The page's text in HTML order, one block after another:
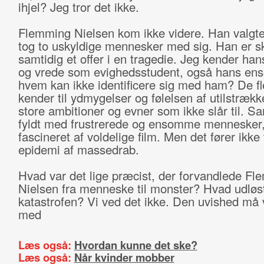
ihjel? Jeg tror det ikke.
Flemming Nielsen kom ikke videre. Han
tog to uskyldige mennesker med sig. Han er
samtidig et offer i en tragedie. Jeg kender
og vrede som evighedsstudent, også hans
hvem kan ikke identificere sig med ham? De
kender til ydmygelser og følelsen af
store ambitioner og evner som ikke slår til.
fyldt med frustrerede og ensomme
fascineret af voldelige film. Men det fører ikke
epidemi af massedrab.
Hvad var det lige præcist, der forvandlede
Nielsen fra menneske til monster? Hvad
katastrofen? Vi ved det ikke. Den uvished må
med
Læs også: Hvordan kunne det ske?
Læs også: Når kvinder mobber